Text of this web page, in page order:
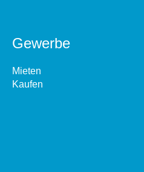
Gewerbe
Mieten
Kaufen